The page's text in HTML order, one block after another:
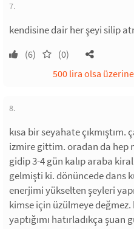
7.
kendisine dair her şeyi silip
(6) (0)
500 lira olsa
8.
kısa bir seyahate çıkmıştım.
izmire gittim. oradan da hep
gidip 3-4 gün kalıp araba
gelmişti ki. dönüncede dans
enerjimi yükselten şeyleri
kimse için üzülmeye
yaptığımı hatırladıkça şuan